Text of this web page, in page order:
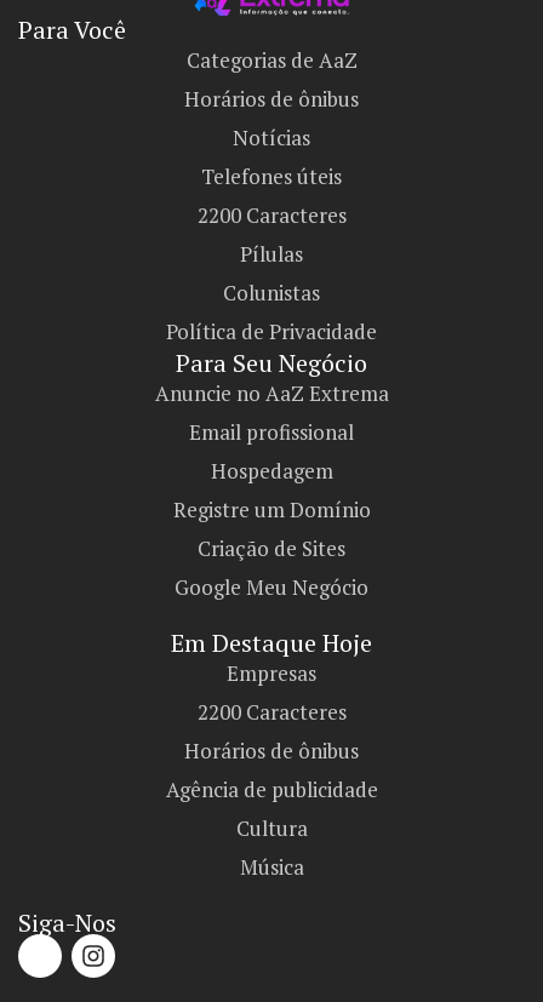
Para Você
Categorias de AaZ
Horários de ônibus
Notícias
Telefones úteis
2200 Caracteres
Pílulas
Colunistas
Política de Privacidade
Para Seu Negócio​
Anuncie no AaZ Extrema
Email profissional
Hospedagem
Registre um Domínio
Criação de Sites
Google Meu Negócio
Em Destaque Hoje
Empresas
2200 Caracteres
Horários de ônibus
Agência de publicidade
Cultura
Música
Siga-Nos